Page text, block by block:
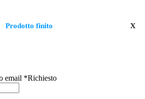
Prodotto finito x
email *Richiesto